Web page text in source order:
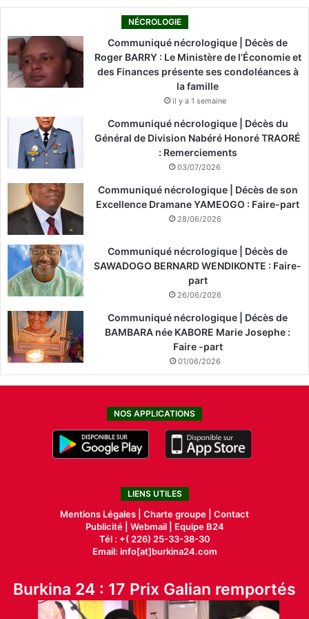
NÉCROLOGIE
Communiqué nécrologique | Décès de
Roger BARRY : Le Ministère de l’Économie et
des Finances présente ses condoléances à
la famille
il y a 1 semaine
Communiqué nécrologique | Décès du
Général de Division Nabéré Honoré TRAORÉ
: Remerciements
03/07/2026
Communiqué nécrologique | Décès de son
Excellence Dramane YAMEOGO : Faire-part
28/06/2026
Communiqué nécrologique | Décès de
SAWADOGO BERNARD WENDIKONTE : Faire-
part
26/06/2026
Communiqué nécrologique | Décès de
BAMBARA née KABORE Marie Josephe :
Faire -part
01/06/2026
NOS APPLICATIONS
LIENS UTILES
Mentions Légales | Charte groupe | Contact
Publicité| Webmail |
Equipe B24
Tél : +( 226) 25-33-38-30
Email: info[at]burkina24.com
Burkina 24 : 17 Prix Galian remportés